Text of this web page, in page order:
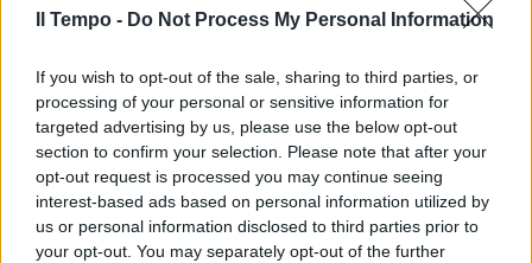
Il Tempo - Do Not Process My Personal Information
If you wish to opt-out of the sale, sharing to third parties, or
processing of your personal or sensitive information for
targeted advertising by us, please use the below opt-out
section to confirm your selection. Please note that after your
opt-out request is processed you may continue seeing
interest-based ads based on personal information utilized by
us or personal information disclosed to third parties prior to
your opt-out. You may separately opt-out of the further
In evidenza